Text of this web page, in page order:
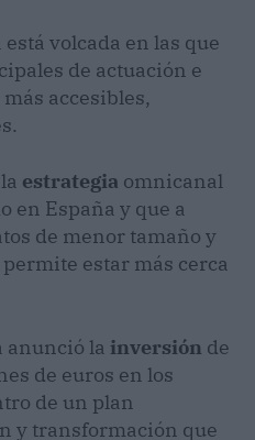
volcada en las que
de actuación e
más accesibles,
estrategia omnicanal
en España y que a
de menor tamaño y
estar más cerca
anunció la inversión de
de euros en los
de un plan
y transformación que